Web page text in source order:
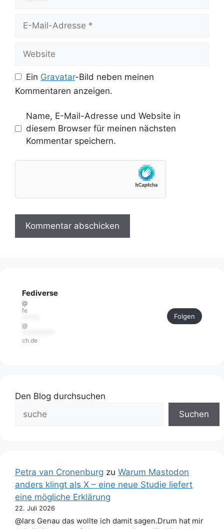
Mail-
Ein Gravatar-Bild neben meinen
Kommentaren anzeigen.
Name, E-Mail-Adresse und Website in
diesem Browser für meinen nächsten
Kommentar speichern.
Fediverse
@
fe
@
ch.de
Folgen
Den Blog durchsuchen
Suchen
Petra van Cronenburg zu Warum Mastodon
anders klingt als X – eine neue Studie liefert
eine mögliche Erklärung
22. Juli 2026
@lars Genau das wollte ich damit sagen.Drum hat mir